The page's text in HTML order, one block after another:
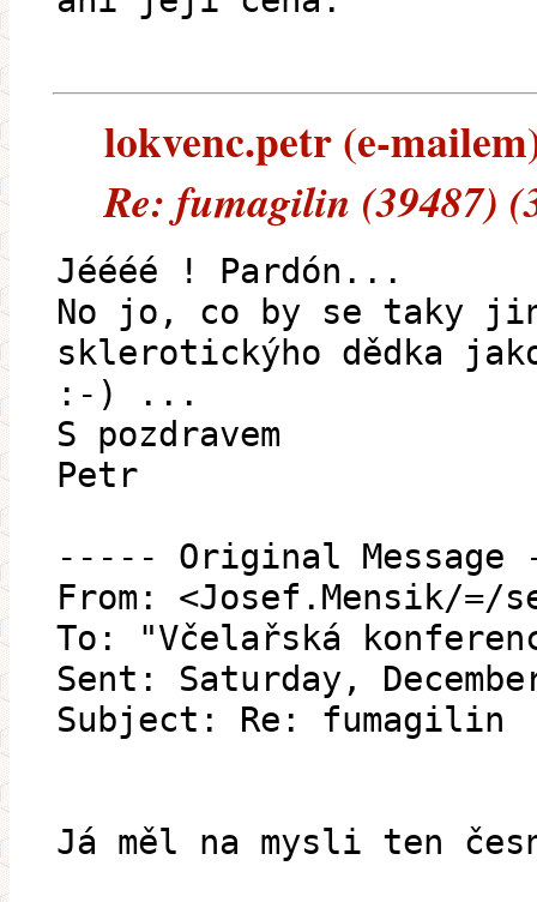
lokvenc.petr (e-
Re: fumagilin (39487)
Jéééé ! Pardón...
No jo, co by se taky
sklerotickýho dědka
:-) ...
S pozdravem
Petr
----- Original
From: <Josef.Mensik/=/
To: "Včelařská
Sent: Saturday,
Subject: Re: fumagilin
Já měl na mysli ten